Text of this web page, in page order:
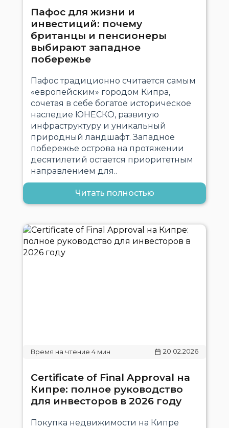
Пафос для жизни и
инвестиций: почему
британцы и пенсионеры
выбирают западное
побережье
Пафос традиционно считается самым
«европейским» городом Кипра,
сочетая в себе богатое историческое
наследие ЮНЕСКО, развитую
инфраструктуру и уникальный
природный ландшафт. Западное
побережье острова на протяжении
десятилетий остается приоритетным
направлением для..
Читать полностью
20.02.2026
Certificate of Final Approval на
Кипре: полное руководство
для инвесторов в 2026 году
Покупка недвижимости на Кипре